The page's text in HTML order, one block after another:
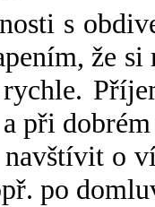
s
že
při
o
po